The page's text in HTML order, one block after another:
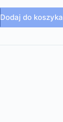
Dodaj do koszyka